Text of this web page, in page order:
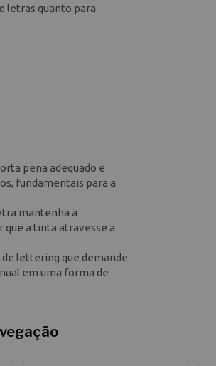
letras quanto para
pena adequado e
fundamentais para a
mantenha a
que a tinta atravesse a
lettering que demande
em uma forma de